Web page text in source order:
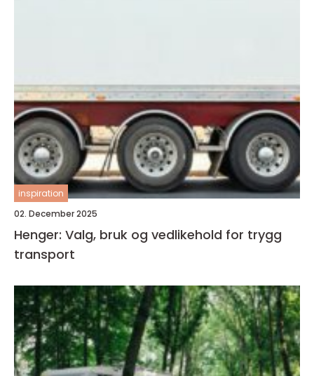
inspiration
02. December 2025
Henger: Valg, bruk og vedlikehold for trygg
transport